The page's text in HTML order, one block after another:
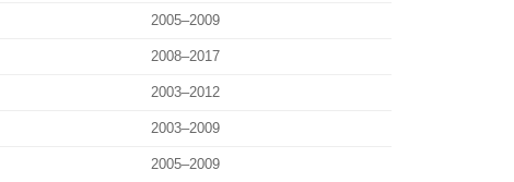
2005–2009
2008–2017
2003–2012
2003–2009
2005–2009